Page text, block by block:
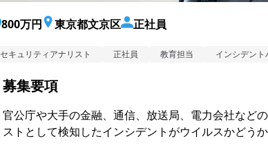
800万円 東京都文京区 正社員
セキュリティアナリスト 正社員 教育担当 インシデント
募集要項
官公庁や大手の金融、通信、放送局、電力会社など
ストとして検知したインシデントがウイルスかどう